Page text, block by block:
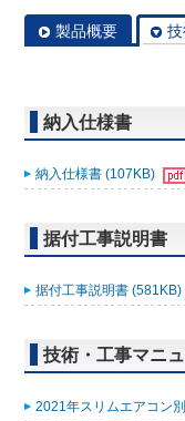
製品概要
納入仕様書
納入仕様書 (107KB)
据付工事説明書
据付工事説明書 (581KB)
技術・工事マニ
2021年スリムエアコン